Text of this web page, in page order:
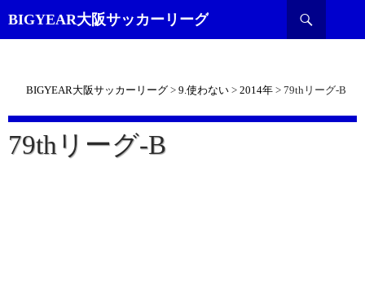
BIGYEAR大阪サッカーリーグ
索
BIGYEAR大阪サッカーリーグ > 9.使わない > 2014年 > 79thリーグ-B
79thリーグ-B